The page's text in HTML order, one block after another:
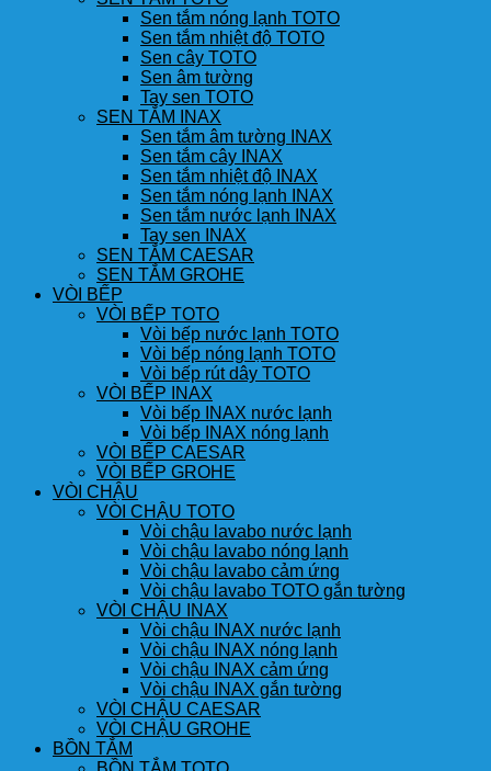
Sen tắm nóng lạnh TOTO
Sen tắm nhiệt độ TOTO
Sen cây TOTO
Sen âm tường
Tay sen TOTO
SEN TẮM INAX
Sen tắm âm tường INAX
Sen tắm cây INAX
Sen tắm nhiệt độ INAX
Sen tắm nóng lạnh INAX
Sen tắm nước lạnh INAX
Tay sen INAX
SEN TẮM CAESAR
SEN TẮM GROHE
VÒI BẾP
VÒI BẾP TOTO
Vòi bếp nước lạnh TOTO
Vòi bếp nóng lạnh TOTO
Vòi bếp rút dây TOTO
VÒI BẾP INAX
Vòi bếp INAX nước lạnh
Vòi bếp INAX nóng lạnh
VÒI BẾP CAESAR
VÒI BẾP GROHE
VÒI CHẬU
VÒI CHẬU TOTO
Vòi chậu lavabo nước lạnh
Vòi chậu lavabo nóng lạnh
Vòi chậu lavabo cảm ứng
Vòi chậu lavabo TOTO gắn tường
VÒI CHẬU INAX
Vòi chậu INAX nước lạnh
Vòi chậu INAX nóng lạnh
Vòi chậu INAX cảm ứng
Vòi chậu INAX gắn tường
VÒI CHẬU CAESAR
VÒI CHẬU GROHE
BỒN TẮM